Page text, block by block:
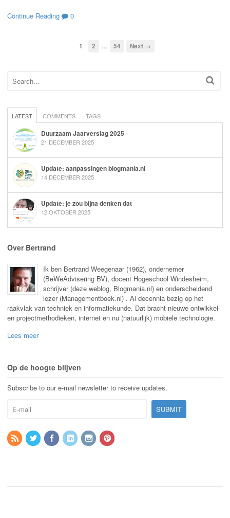
Continue Reading 0
1 2 … 54 Next →
LATEST COMMENTS TAGS
Duurzaam Jaarverslag 2025
21 DECEMBER 2025
Update: aanpassingen blogmania.nl
14 DECEMBER 2025
Update: je zou bijna denken dat
12 OKTOBER 2025
Over Bertrand
Ik ben Bertrand Weegenaar (1962), ondernemer
(BeWeAdvisering BV), docent Hogeschool Windesheim,
schrijver (deze weblog, Blogmania.nl) en onderscheidend
lezer (Managementboek.nl) . Al decennia bezig op het
raakvlak van techniek en informatiekunde. Dat bracht nieuwe ontwikkel-
en projectmethodieken, internet en nu (natuurlijk) mobiele technologie.
Lees meer
Op de hoogte blijven
Subscribe to our e-mail newsletter to receive updates.